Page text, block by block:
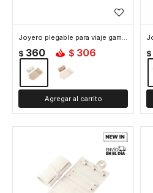
Joyero plegable para viaje gamuza - 10 x 18 cm - Blanco
$ 360 $ 306 $